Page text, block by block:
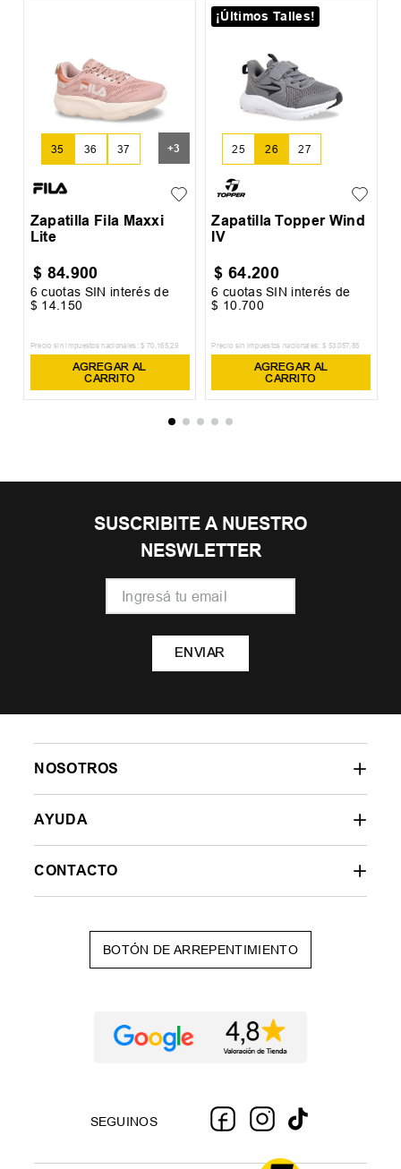
35 36 37 +3
Zapatilla Fila Maxxi
Lite
$ 84.900
6 cuotas SIN interés de
$ 14. 150
Precio sin impuestos nacionales: $ 70 .165,29
AGREGAR AL
CARRITO
¡Últimos Talles!
25 26 27
Zapatilla Topper Wind
IV
$ 64.200
6 cuotas SIN interés de
$ 10 700
Precio sin impuestos nacionales: $ 53.057,85
AGREGAR AL
CARRITO
SUSCRIBITE A NUESTRO
NESWLETTER
ENVIAR
NOSOTROS
AYUDA
CONTACTO
BOTÓN DE ARREPENTIMIENTO
SEGUINOS